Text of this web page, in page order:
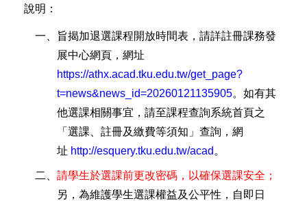
說明：
一、旨揭加退選課程開放時間表，請詳註冊課務發
展中心網頁，網址
https://athx.acad.tku.edu.tw/get_page?
t=news&news_id=20260121135905。如有其
他選課相關事宜，請至課程查詢系統首頁之
「選課、註冊及繳費等須知」查詢，網
址 http://esquery.tku.edu.tw/acad 。
二、 請學生於選課前更改密碼，以確保選課安全；
另，為維護學生選課權益及公平性，自即日